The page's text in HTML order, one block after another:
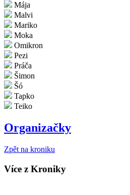
Mája
Malvi
Mariko
Moka
Omikron
Pezi
Práča
Šimon
Šó
Tapko
Teiko
Organizačky
Zpět na kroniku
Více z Kroniky